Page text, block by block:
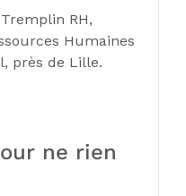
RH,
Humaines
près de Lille.
ne rien